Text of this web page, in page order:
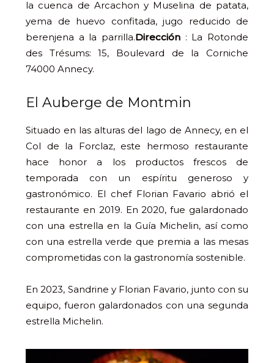
la cuenca de Arcachon y Muselina de patata,
yema de huevo confitada, jugo reducido de
berenjena a la parrilla.Dirección : La Rotonde
des Trésums: 15, Boulevard de la Corniche
74000 Annecy.
El Auberge de Montmin
Situado en las alturas del lago de Annecy, en el
Col de la Forclaz, este hermoso restaurante
hace honor a los productos frescos de
temporada con un espíritu generoso y
gastronómico. El chef Florian Favario abrió el
restaurante en 2019. En 2020, fue galardonado
con una estrella en la Guía Michelin, así como
con una estrella verde que premia a las mesas
comprometidas con la gastronomía sostenible.
En 2023, Sandrine y Florian Favario, junto con su
equipo, fueron galardonados con una segunda
estrella Michelin.